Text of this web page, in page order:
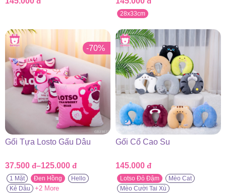
28x33cm
-70%
Gối Tựa Losto Gấu Dâu
37.500 đ–125.000 đ
Khoảng
giá:
từ
1 Mặt Đen Hồng
Hello
Kẻ Dâu
+2 More
Gối Cổ Cao Su
145.000 đ
Lotso Đỏ Đậm
Mèo Cat
Mèo Cười Tai Xù